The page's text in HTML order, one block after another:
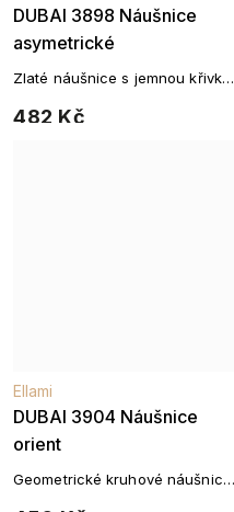
DUBAI 3898 Náušnice
asymetrické
482 Kč
Zlaté náušnice s jemnou křivkou
DUBAI 3904 Náušnice
orient
Ellami
Geometrické kruhové náušnice